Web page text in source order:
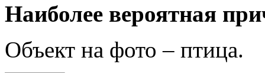
Наиболее вероятная
Объект на фото – птица.